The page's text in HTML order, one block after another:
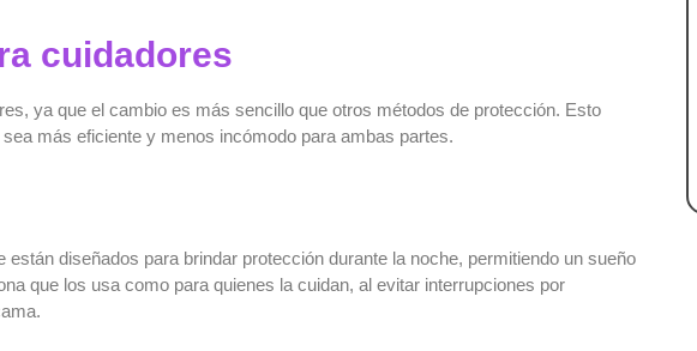
cuidadores
ya que el cambio es más sencillo que otros métodos de protección. Esto
más eficiente y menos incómodo para ambas partes.
están diseñados para brindar protección durante la noche, permitiendo un sueño
que los usa como para quienes la cuidan, al evitar interrupciones por